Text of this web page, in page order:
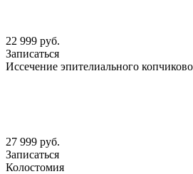
22 999 руб.
Записаться
Иссечение эпителиального
27 999 руб.
Записаться
Колостомия